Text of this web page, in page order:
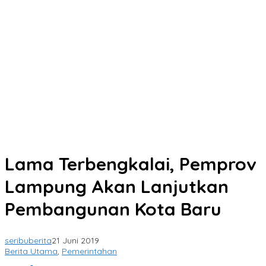
Lama Terbengkalai, Pemprov
Lampung Akan Lanjutkan
Pembangunan Kota Baru
seribuberita21 Juni 2019
Berita Utama, Pemerintahan